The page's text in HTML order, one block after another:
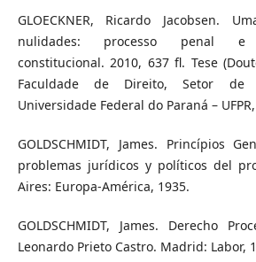
GLOECKNER, Ricardo Jacobsen.
nulidades: processo penal e
constitucional. 2010, 637 fl. Tese
Faculdade de Direito, Setor de
Universidade Federal do Paraná –
GOLDSCHMIDT, James. Princípios
problemas jurídicos y políticos del
Aires: Europa-América, 1935.
GOLDSCHMIDT, James. Derecho
Leonardo Prieto Castro. Madrid: Labor,